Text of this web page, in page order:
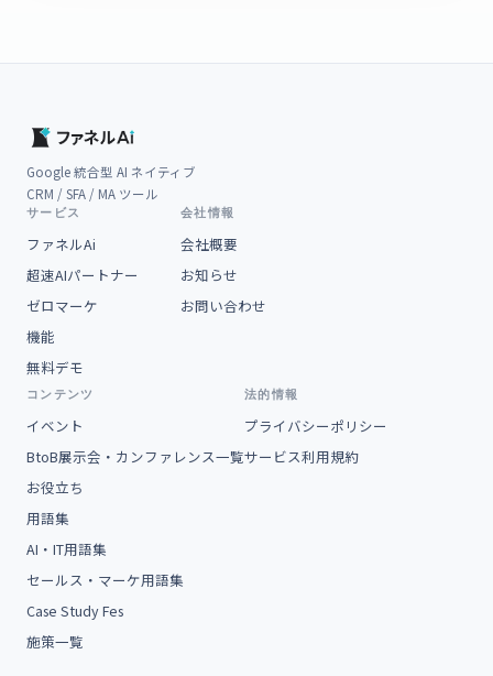
Google 統合型 AI ネイティブ
CRM / SFA / MA ツール
サービス
ファネルAi
超速AIパートナー
ゼロマーケ
機能
無料デモ
会社情報
会社概要
お知らせ
お問い合わせ
コンテンツ
イベント
BtoB展示会・カンファレンス一覧
お役立ち
用語集
AI・IT用語集
セールス・マーケ用語集
Case Study Fes
施策一覧
法的情報
プライバシーポリシー
サービス利用規約